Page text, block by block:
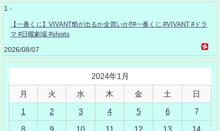
1 -
【一番くじ】VIVANT❗️Bが出るか全買いか⁉️#一番くじ #VIVANT #ドラ
マ #日曜劇場 #shorts
2026/08/07
2024年1月
月 火 水 木 金 土 日
1 2 3 4 5 6 7
8 9 10 11 12 13 14